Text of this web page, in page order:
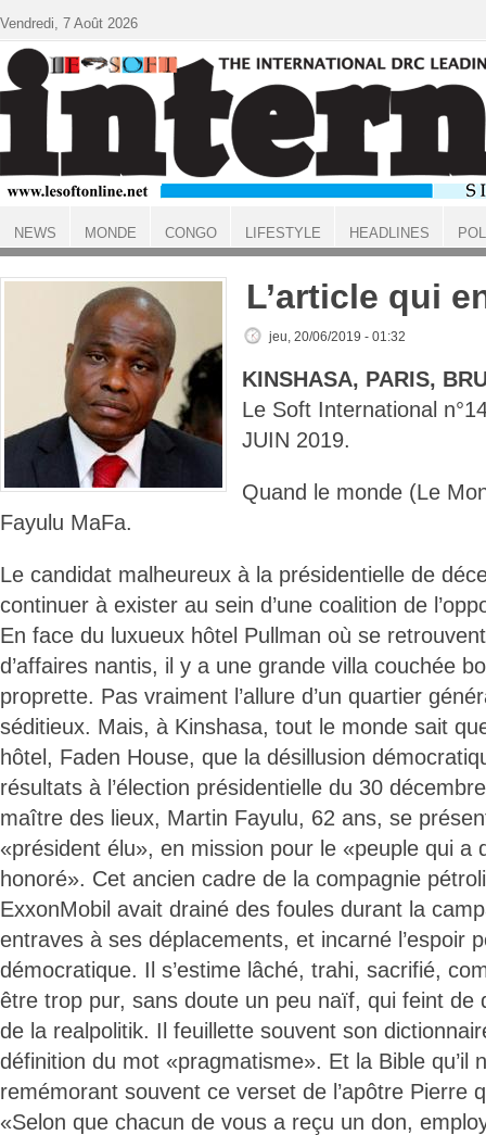
ACCUEIL
L’article qui
jeu, 20/06/2019 - 01:32
KINSHASA, PARIS,
Le Soft International
JUIN 2019.
Quand le monde (Le
Fayulu MaFa.
Le candidat malheureux à la présidentielle de
continuer à exister au sein d’une coalition de
En face du luxueux hôtel Pullman où se
d’affaires nantis, il y a une grande villa couchée
proprette. Pas vraiment l’allure d’un quartier
séditieux. Mais, à Kinshasa, tout le monde sait
hôtel, Faden House, que la désillusion
résultats à l’élection présidentielle du 30
maître des lieux, Martin Fayulu, 62 ans, se
«président élu», en mission pour le «peuple qui a
honoré». Cet ancien cadre de la compagnie
ExxonMobil avait drainé des foules durant la
entraves à ses déplacements, et incarné l’espoir
démocratique. Il s’estime lâché, trahi, sacrifié,
être trop pur, sans doute un peu naïf, qui feint de
de la realpolitik. Il feuillette souvent son
définition du mot «pragmatisme». Et la Bible qu’il
remémorant souvent ce verset de l’apôtre Pierre
«Selon que chacun de vous a reçu un don,
Vendredi, 7 Août 2026
NEWS MONDE CONGO LIFESTYLE HEADLINES